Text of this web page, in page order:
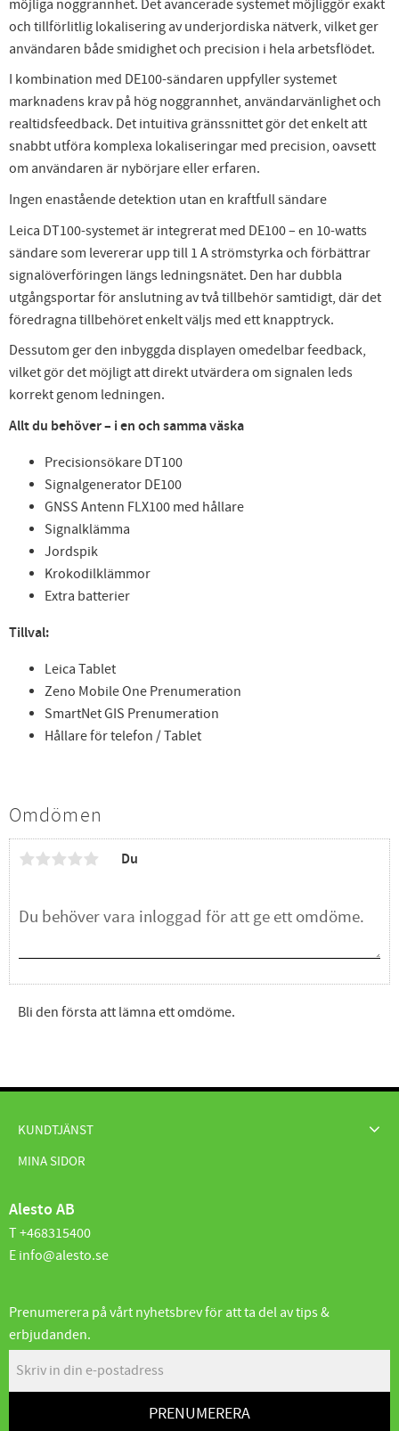
möjliga noggrannhet. Det avancerade systemet möjliggör exakt
och tillförlitlig lokalisering av underjordiska nätverk, vilket ger
användaren både smidighet och precision i hela arbetsflödet.
I kombination med DE100-sändaren uppfyller systemet
marknadens krav på hög noggrannhet, användarvänlighet och
realtidsfeedback. Det intuitiva gränssnittet gör det enkelt att
snabbt utföra komplexa lokaliseringar med precision, oavsett
om användaren är nybörjare eller erfaren.
Ingen enastående detektion utan en kraftfull sändare
Leica DT100-systemet är integrerat med DE100 – en 10-watts
sändare som levererar upp till 1 A strömstyrka och förbättrar
signalöverföringen längs ledningsnätet. Den har dubbla
utgångsportar för anslutning av två tillbehör samtidigt, där det
föredragna tillbehöret enkelt väljs med ett knapptryck.
Dessutom ger den inbyggda displayen omedelbar feedback,
vilket gör det möjligt att direkt utvärdera om signalen leds
korrekt genom ledningen.
Allt du behöver – i en och samma väska
Precisionsökare DT100
Signalgenerator DE100
GNSS Antenn FLX100 med hållare
Signalklämma
Jordspik
Krokodilklämmor
Extra batterier
Tillval:
Leica Tablet
Zeno Mobile One Prenumeration
SmartNet GIS Prenumeration
Hållare för telefon / Tablet
Omdömen
Du
Bli den första att lämna ett omdöme.
KUNDTJÄNST
MINA SIDOR
Alesto AB
T +468315400
E info@alesto.se
Prenumerera på vårt nyhetsbrev för att ta del av tips &
erbjudanden.
PRENUMERERA